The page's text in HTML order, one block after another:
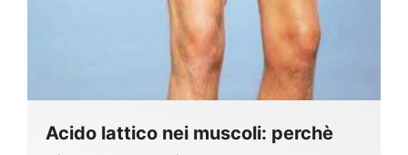
Acido lattico nei muscoli: perchè